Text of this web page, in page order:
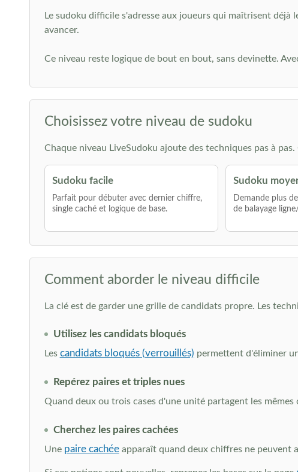
Le sudoku difficile s'adresse aux joueurs qui maîtrisent
avancer.
Ce niveau reste logique de bout en bout, sans devinette.
Choisissez votre niveau de sudoku
Chaque niveau LiveSudoku ajoute des techniques pas à
Sudoku facile
Parfait pour débuter avec dernier chiffre,
single caché et logique de base.
Sudoku
Demande plus
de balayage
Comment aborder le niveau difficile
La clé est de garder une grille de candidats propre. Les
Utilisez les candidats bloqués
Les candidats bloqués (verrouillés) permettent d'éliminer
Repérez paires et triples nues
Quand deux ou trois cases d'une unité partagent les
Cherchez les paires cachées
Une paire cachéeapparaît quand deux chiffres ne peuvent